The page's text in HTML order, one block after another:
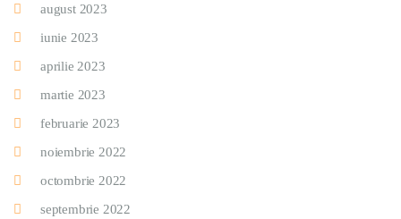
august 2023
iunie 2023
aprilie 2023
martie 2023
februarie 2023
noiembrie 2022
octombrie 2022
septembrie 2022